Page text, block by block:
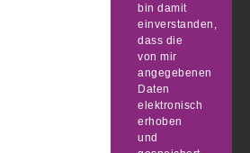
bin damit
einverstanden,
dass die
von mir
angegebenen
Daten
elektronisch
erhoben
und